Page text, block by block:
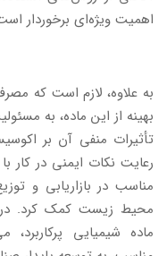
اهمیت ویژه‌ای برخوردار
به علاوه، لازم است که
بهینه از این ماده، به
تأثیرات منفی آن بر
رعایت نکات ایمنی در کار
مناسب در بازاریابی و
محیط زیست کمک کرد. در
ماده شیمیایی